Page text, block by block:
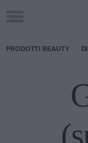
PRODOTTI BEAUTY